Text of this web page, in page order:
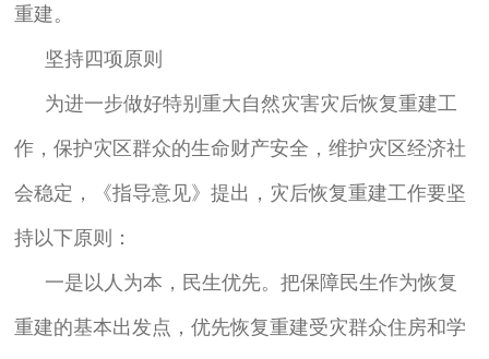
重建。
坚持四项原则
为进一步做好特别重大自然灾害灾后恢复重建工
作，保护灾区群众的生命财产安全，维护灾区经济社
会稳定，《指导意见》提出，灾后恢复重建工作要坚
持以下原则：
一是以人为本，民生优先。把保障民生作为恢复
重建的基本出发点，优先恢复重建受灾群众住房和学